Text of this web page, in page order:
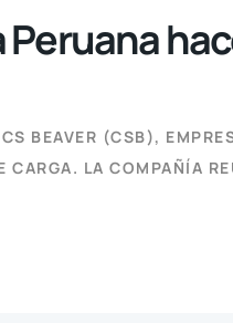
BEAVER (CSB),
LA COMPAÑÍA